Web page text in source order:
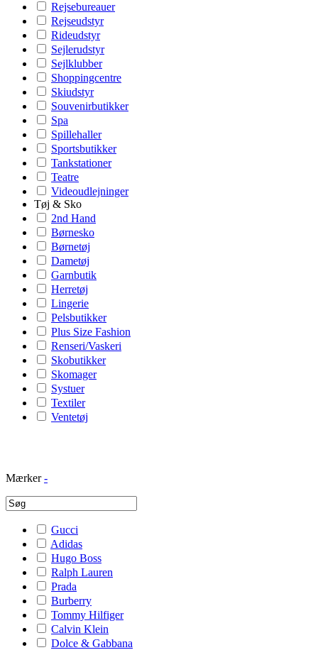
Rejsebureauer
Rejseudstyr
Rideudstyr
Sejlerudstyr
Sejlklubber
Shoppingcentre
Skiudstyr
Souvenirbutikker
Spa
Spillehaller
Sportsbutikker
Tankstationer
Teatre
Videoudlejninger
Tøj & Sko
2nd Hand
Børnesko
Børnetøj
Dametøj
Garnbutik
Herretøj
Lingerie
Pelsbutikker
Plus Size Fashion
Renseri/Vaskeri
Skobutikker
Skomager
Systuer
Textiler
Ventetøj
Mærker -
Gucci
Adidas
Hugo Boss
Ralph Lauren
Prada
Burberry
Tommy Hilfiger
Calvin Klein
Dolce & Gabbana